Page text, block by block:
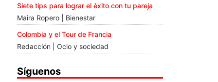
Siete tips para lograr el éxito con tu pareja
Maira Ropero | Bienestar
Colombia y el Tour de Francia
Redacción | Ocio y sociedad
Síguenos